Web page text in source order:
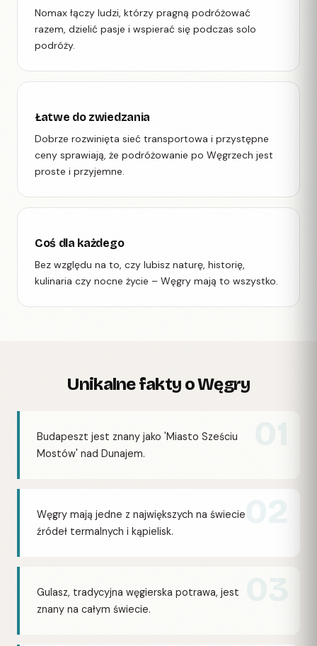
Nomax łączy ludzi, którzy pragną podróżować
razem, dzielić pasje i wspierać się podczas solo
podróży.
Łatwe do zwiedzania
Dobrze rozwinięta sieć transportowa i przystępne
ceny sprawiają, że podróżowanie po Węgrzech jest
proste i przyjemne.
Coś dla każdego
Bez względu na to, czy lubisz naturę, historię,
kulinaria czy nocne życie – Węgry mają to wszystko.
Unikalne fakty o Węgry
Budapeszt jest znany jako 'Miasto Sześciu
Mostów' nad Dunajem.
Węgry mają jedne z największych na świecie
źródeł termalnych i kąpielisk.
Gulasz, tradycyjna węgierska potrawa, jest
znany na całym świecie.